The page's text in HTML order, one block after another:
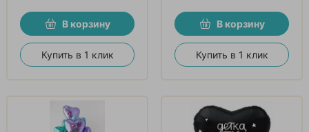
В корзину
Купить в 1 клик
В корзину
Купить в 1 клик